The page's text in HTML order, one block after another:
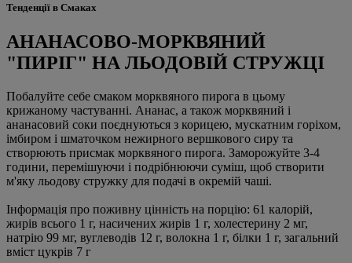
Тенденції в Смаках
АНАНАСОВО-МОРКВЯНИЙ
"ПИРІГ" НА ЛЬОДОВІЙ СТРУЖЦІ
Побалуйте себе смаком морквяного пирога в цьому
крижаному частуванні. Ананас, а також морквяний і
ананасовий соки поєднуються з корицею, мускатним горіхом,
імбиром і шматочком нежирного вершкового сиру та
створюють присмак морквяного пирога. Заморожуйте 3-4
години, перемішуючи і подрібнюючи суміш, щоб створити
м'яку льодову стружку для подачі в окремій чаші.
Інформація про поживну цінність на порцію: 61 калорій,
жирів всього 1 г, насичених жирів 1 г, холестерину 2 мг,
натрію 99 мг, вуглеводів 12 г, волокна 1 г, білки 1 г, загальний
вміст цукрів 7 г